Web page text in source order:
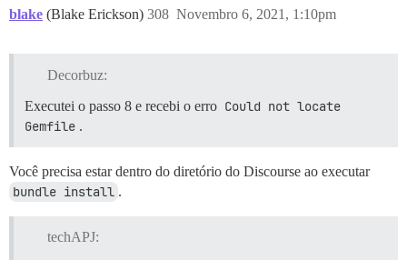
blake (Blake Erickson) Novembro 6, 2021, 1:10pm
308
Decorbuz:
Executei o passo 8 e recebi o erro Could not locate
Gemfile .
Você precisa estar dentro do diretório do Discourse ao executar
bundle install .
techAPJ: